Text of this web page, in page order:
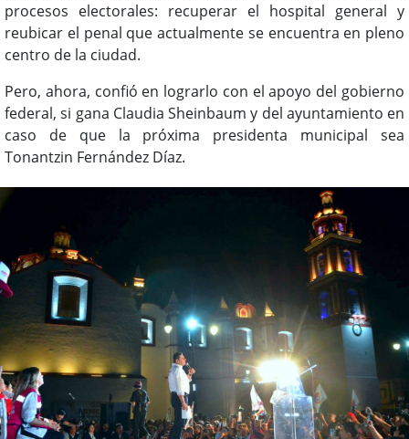
procesos electorales: recuperar el hospital general y
reubicar el penal que actualmente se encuentra en pleno
centro de la ciudad.
Pero, ahora, confió en lograrlo con el apoyo del gobierno
federal, si gana Claudia Sheinbaum y del ayuntamiento en
caso de que la próxima presidenta municipal sea
Tonantzin Fernández Díaz.